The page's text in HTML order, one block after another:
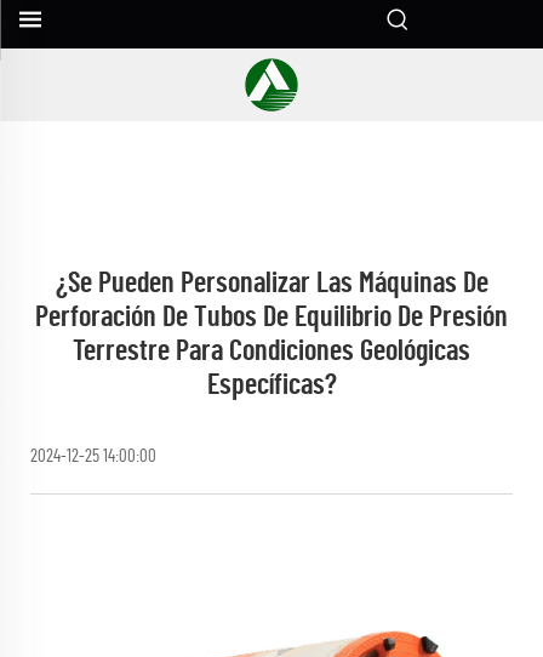
¿Se Pueden Personalizar Las Máquinas De
Perforación De Tubos De Equilibrio De Presión
Terrestre Para Condiciones Geológicas
Específicas?
2024-12-25 14:00:00